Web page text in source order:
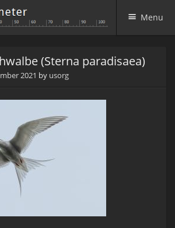
Menu
(Sterna paradisaea)
2021 by usorg